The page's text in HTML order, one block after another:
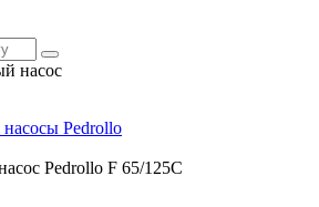
насос
Pedrollo
Pedrollo F 65/125C